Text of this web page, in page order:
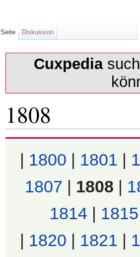
Cuxpedia
1808
1800 1801
1807
1808
1814
1815
1820 1821
Seite Diskussion